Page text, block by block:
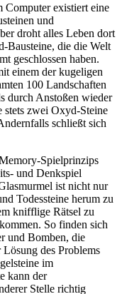
Computer existiert eine
und
droht alles Leben dort
Bausteine, die die Welt
geschlossen haben.
einem der kugeligen
100 Landschaften
durch Anstoßen wieder
stets zwei Oxyd-Steine
schließt sich
Spielprinzips
und Denkspiel
ist nicht nur
Todessteine herum zu
knifflige Rätsel zu
So finden sich
und Bomben, die
des Problems
im
kann der
Stelle richtig